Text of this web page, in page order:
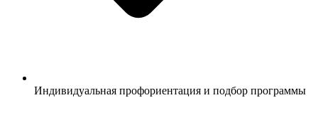
Индивидуальная профориентация и подбор программы